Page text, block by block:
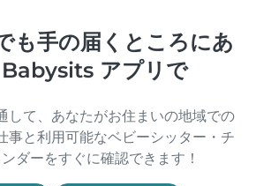
も手の届くところにあ
Babysits アプリで
して、あなたがお住まいの地域での
事と利用可能なベビーシッター・チ
ダーをすぐに確認できます！